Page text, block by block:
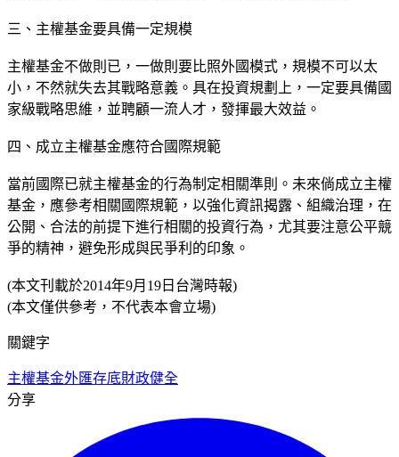
三、主權基金要具備一定規模
主權基金不做則已，一做則要比照外國模式，規模不可以太
小，不然就失去其戰略意義。具在投資規劃上，一定要具備國
家級戰略思維，並聘顧一流人才，發揮最大效益。
四、成立主權基金應符合國際規範
當前國際已就主權基金的行為制定相關準則。未來倘成立主權
基金，應參考相關國際規範，以強化資訊揭露、組織治理，在
公開、合法的前提下進行相關的投資行為，尤其要注意公平競
爭的精神，避免形成與民爭利的印象。
(本文刊載於2014年9月19日台灣時報)
(本文僅供參考，不代表本會立場)
關鍵字
主權基金外匯存底財政健全
分享